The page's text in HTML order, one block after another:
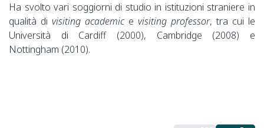
Ha svolto vari soggiorni di studio in istituzioni straniere in
qualità di visiting academic e visiting professor, tra cui le
Università di Cardiff (2000), Cambridge (2008) e
Nottingham (2010).